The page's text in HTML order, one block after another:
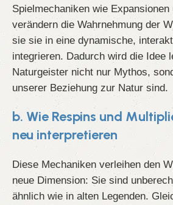
Spielmechaniken wie Expansionen
verändern die Wahrnehmung der
sie sie in eine dynamische,
integrieren. Dadurch wird die Idee
Naturgeister nicht nur Mythos,
unserer Beziehung zur Natur sind.
b. Wie Respins und
neu interpretieren
Diese Mechaniken verleihen den
neue Dimension: Sie sind
ähnlich wie in alten Legenden.